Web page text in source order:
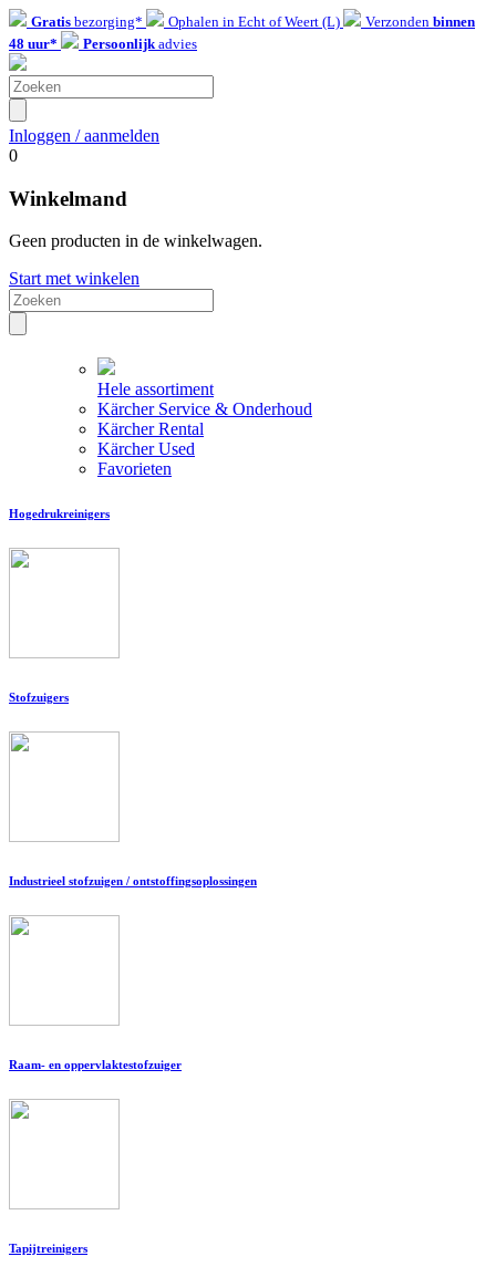
Gratis bezorging* Ophalen in Echt of Weert (L) Verzonden binnen
48 uur*
Persoonlijkadvies
Inloggen / aanmelden
0
Winkelmand
Geen producten in de winkelwagen.
Start met winkelen
Hele assortiment
Kärcher Service & Onderhoud
Kärcher Rental
Kärcher Used
Favorieten
Hogedrukreinigers
Stofzuigers
Industrieel stofzuigen / ontstoffingsoplossingen
Raam- en oppervlaktestofzuiger
Tapijtreinigers